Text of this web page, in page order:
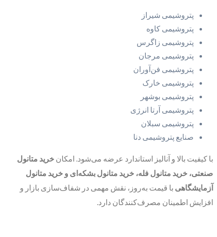
پتروشیمی شیراز
پتروشیمی کاوه
پتروشیمی زاگرس
پتروشیمی مرجان
پتروشیمی فن‌آوران
پتروشیمی خارک
پتروشیمی بوشهر
پتروشیمی آرتا انرژی
پتروشیمی سبلان
صنایع پتروشیمی دنا
با کیفیت بالا و آنالیز استاندارد عرضه می‌شود. امکان خرید متانول
صنعتی، خرید متانول فله، خرید متانول بشکه‌ای و خرید متانول
آزمایشگاهی با قیمت به‌روز، نقش مهمی در شفاف‌سازی بازار و
افزایش اطمینان مصرف‌کنندگان دارد.